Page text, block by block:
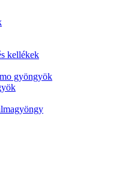
kellékek
gyöngyök